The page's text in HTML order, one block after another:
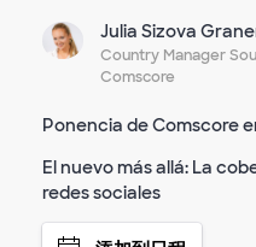
Julia Sizova
Country Manager
Comscore
Ponencia de Comscore
El nuevo más allá: La
redes sociales